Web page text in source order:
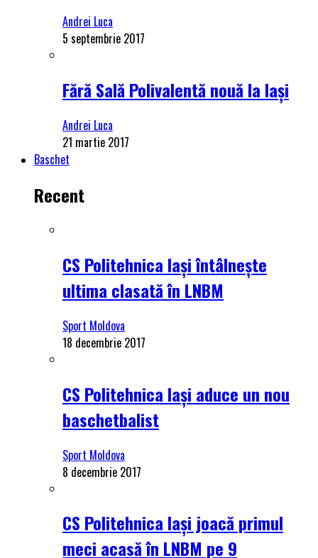
Andrei Luca
5 septembrie 2017
Fără Sală Polivalentă nouă la Iași
Andrei Luca
21 martie 2017
Baschet
Recent
CS Politehnica Iași întâlnește
ultima clasată în LNBM
Sport Moldova
18 decembrie 2017
CS Politehnica Iași aduce un nou
baschetbalist
Sport Moldova
8 decembrie 2017
CS Politehnica Iași joacă primul
meci acasă în LNBM pe 9